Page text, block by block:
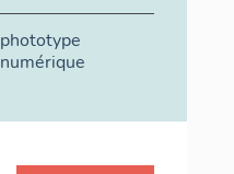
phototype
numérique